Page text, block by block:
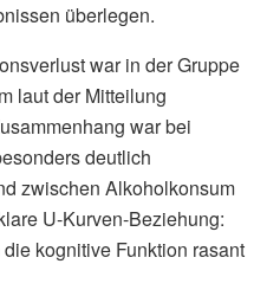
überlegen.
war in der Gruppe
laut der Mitteilung
war bei
deutlich
zwischen Alkoholkonsum
U-Kurven-Beziehung:
kognitive Funktion rasant